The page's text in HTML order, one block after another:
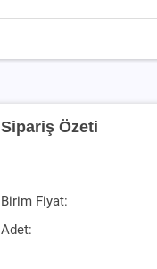
Sipariş Özeti
Birim Fiyat:
Adet: